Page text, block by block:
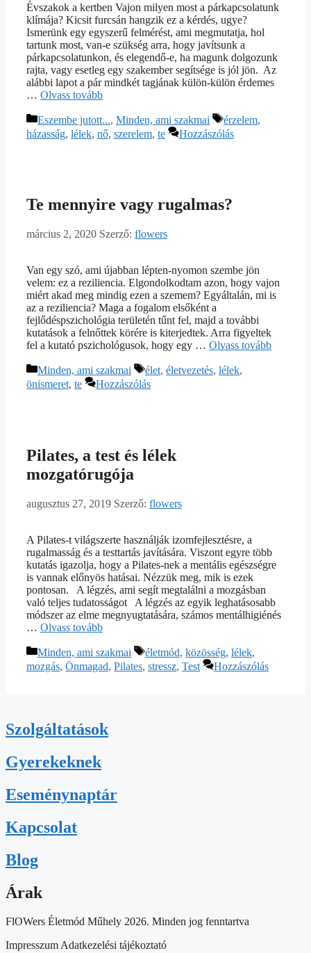
Évszakok a kertben Vajon milyen most a párkapcsolatunk
klímája? Kicsit furcsán hangzik ez a kérdés, ugye?
Ismerünk egy egyszerű felmérést, ami megmutatja, hol
tartunk most, van-e szükség arra, hogy javítsunk a
párkapcsolatunkon, és elegendő-e, ha magunk dolgozunk
rajta, vagy esetleg egy szakember segítsége is jól jön. Az
alábbi lapot a pár mindkét tagjának külön-külön érdemes
… Olvass tovább
Kategória
Eszembe jutott..., Minden, ami szakmai Címkék
érzelem,
házasság, lélek, nő, szerelem, te Hozzászólás
Te mennyire vagy rugalmas?
március 2, 2020 Szerző: flowers
Van egy szó, ami újabban lépten-nyomon szembe jön
velem: ez a reziliencia. Elgondolkodtam azon, hogy vajon
miért akad meg mindig ezen a szemem? Egyáltalán, mi is
az a reziliencia? Maga a fogalom elsőként a
fejlődéspszichológia területén tűnt fel, majd a további
kutatások a felnőttek körére is kiterjedtek. Arra figyeltek
fel a kutató pszichológusok, hogy egy … Olvass tovább
Kategória
Minden, ami szakmai Címkék
élet, életvezetés, lélek,
önismeret, te Hozzászólás
Pilates, a test és lélek
mozgatórugója
augusztus 27, 2019 Szerző: flowers
A Pilates-t világszerte használják izomfejlesztésre, a
rugalmasság és a testtartás javítására. Viszont egyre több
kutatás igazolja, hogy a Pilates-nek a mentális egészségre
is vannak előnyös hatásai. Nézzük meg, mik is ezek
pontosan. A légzés, ami segít megtalálni a mozgásban
való teljes tudatosságot A légzés az egyik leghatásosabb
módszer az elme megnyugtatására, számos mentálhigiénés
… Olvass tovább
Kategória
Minden, ami szakmai Címkék
életmód, közösség, lélek,
mozgás, Önmagad, Pilates, stressz, Test Hozzászólás
Szolgáltatások
Gyerekeknek
Eseménynaptár
Kapcsolat
Blog
Árak
FlOWers Életmód Műhely 2026. Minden jog fenntartva
Impresszum Adatkezelési tájékoztató